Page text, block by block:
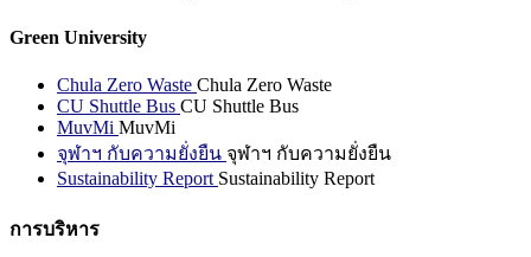
Green University
Chula Zero Waste Chula Zero Waste
CU Shuttle Bus CU Shuttle Bus
MuvMi MuvMi
จุฬาฯ กับความยั่งยืน จุฬาฯ กับความยั่งยืน
Sustainability Report Sustainability Report
การบริหาร